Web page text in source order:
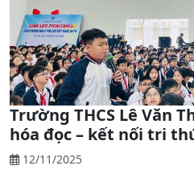
Trường THCS Lê Văn
hóa đọc – kết nối tri
12/11/2025